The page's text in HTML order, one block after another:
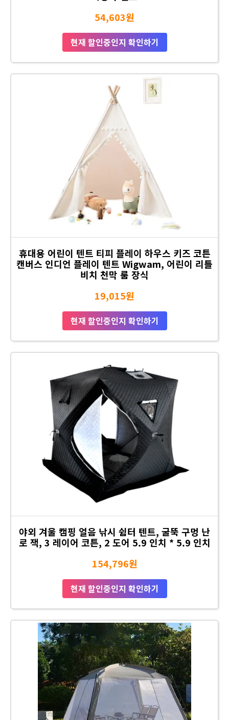
54,603원
현재 할인중인지 확인하기
휴대용 어린이 텐트 티피 플레이 하우스 키즈 코튼
캔버스 인디언 플레이 텐트 Wigwam, 어린이 리틀
비치 천막 룸 장식
19,015원
현재 할인중인지 확인하기
야외 겨울 캠핑 얼음 낚시 쉼터 텐트, 굴뚝 구멍 난
로 잭, 3 레이어 코튼, 2 도어 5.9 인치 * 5.9 인치
154,796원
현재 할인중인지 확인하기